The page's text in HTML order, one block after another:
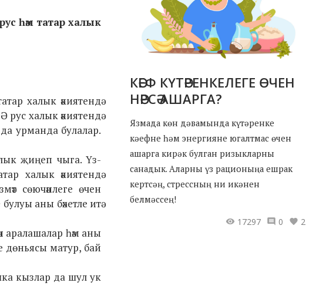
һәм татар халык
халык әкиятендә
халык әкиятендә
урманда булалар.
җиңеп чыга. Үз-
халык әкиятендә
сөючәнлеге өчен
аны бәхетле итә
аралашалар һәм аны
дөньясы матур, бай
кызлар да шул ук
КӘЕФ КҮТӘРЕНКЕЛЕГЕ ӨЧЕН
НӘРСӘ АШАРГА?
Язмада көн дәвамында күтәренке
кәефне һәм энергияне югалтмас өчен
ашарга кирәк булган ризыкларны
санадык. Аларны үз рационыңа ешрак
кертсәң, стрессның ни икәнен
белмәссең!
17297
0 2